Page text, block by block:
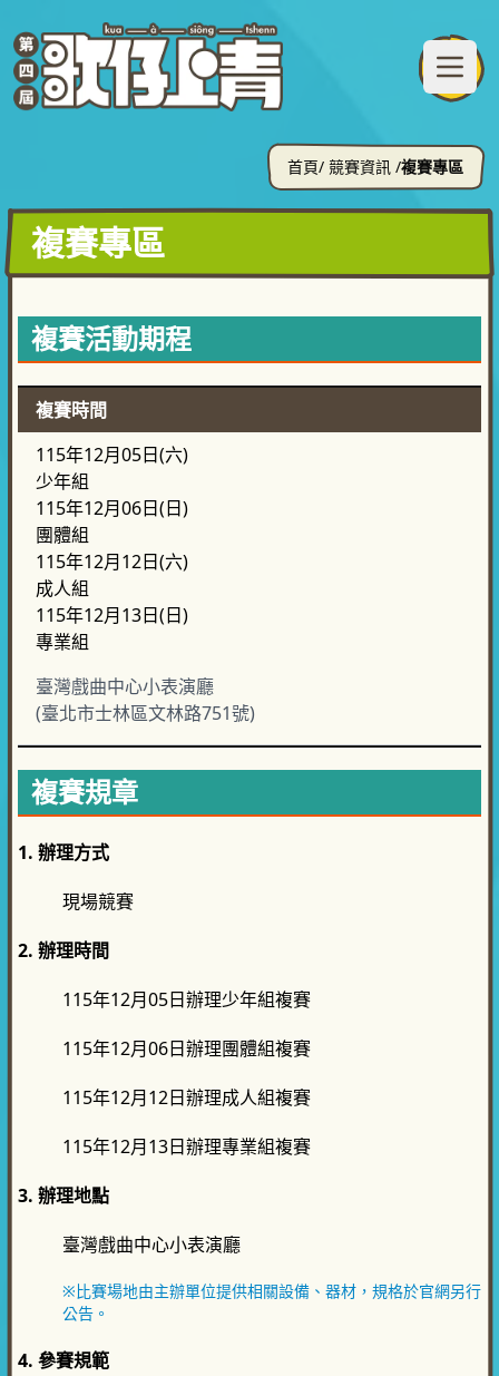
首頁/ 競賽資訊 /複賽專區
複賽專區
複賽活動期程
複賽時間
115年12月05日(六)
少年組
115年12月06日(日)
團體組
115年12月12日(六)
成人組
115年12月13日(日)
專業組
臺灣戲曲中心小表演廳
(臺北市士林區文林路751號)
複賽規章
1. 辦理方式
現場競賽
2. 辦理時間
115年12月05日辦理少年組複賽
115年12月06日辦理團體組複賽
115年12月12日辦理成人組複賽
115年12月13日辦理專業組複賽
3. 辦理地點
臺灣戲曲中心小表演廳
※比賽場地由主辦單位提供相關設備、器材，規格於官網另行
公告。
4. 參賽規範